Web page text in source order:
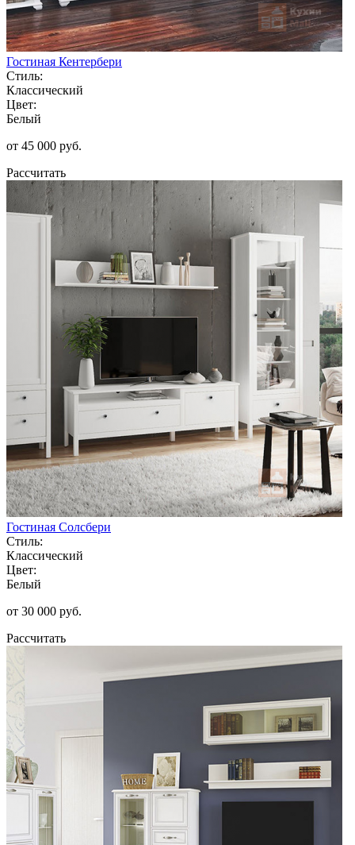
Гостиная Кентербери
Стиль:
Классический
Цвет:
Белый
от 45 000 руб.
Рассчитать
Гостиная Солсбери
Стиль:
Классический
Цвет:
Белый
от 30 000 руб.
Рассчитать